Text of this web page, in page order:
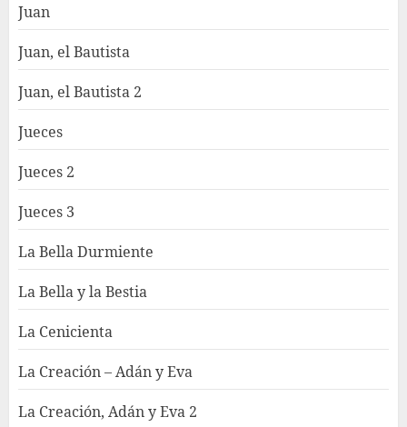
Juan
Juan, el Bautista
Juan, el Bautista 2
Jueces
Jueces 2
Jueces 3
La Bella Durmiente
La Bella y la Bestia
La Cenicienta
La Creación – Adán y Eva
La Creación, Adán y Eva 2